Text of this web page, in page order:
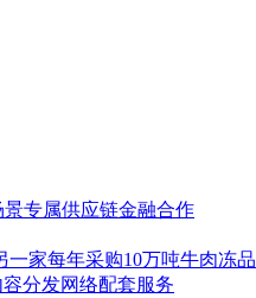
景专属供应链金融合作
一家每年采购10万吨牛肉冻品
分发网络配套服务